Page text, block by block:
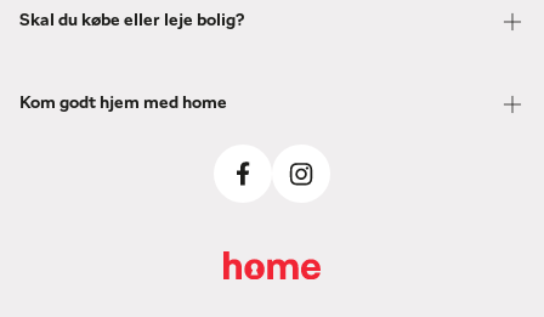
Skal du købe eller leje bolig?
Kom godt hjem med home